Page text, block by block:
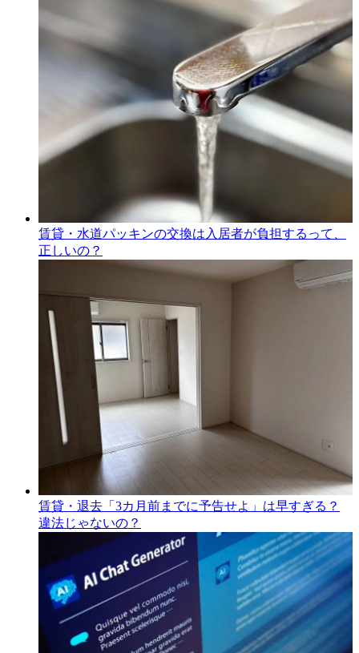
賃貸・水道パッキンの交換は入居者が負担するって、
正しいの？
賃貸・退去「3カ月前までに予告せよ」は早すぎる？
違法じゃないの？